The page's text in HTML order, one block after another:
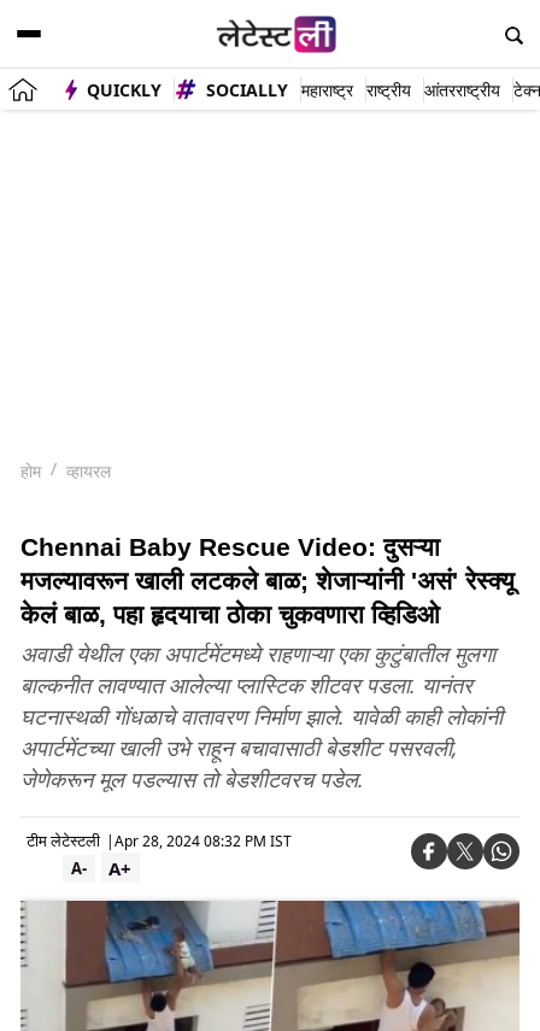
QUICKLY SOCIALLY महाराष्ट्र राष्ट्रीय आंतरराष्ट्रीय
होम व्हायरल
Chennai Baby Rescue Video: दुसऱ्या
मजल्यावरून खाली लटकले बाळ; शेजाऱ्यांनी 'असं' रेस्क्यू
केलं बाळ, पहा हृदयाचा ठोका चुकवणारा व्हिडिओ
अवाडी येथील एका अपार्टमेंटमध्ये राहणाऱ्या एका कुटुंबातील मुलगा
बाल्कनीत लावण्यात आलेल्या प्लास्टिक शीटवर पडला. यानंतर
घटनास्थळी गोंधळाचे वातावरण निर्माण झाले. यावेळी काही लोकांनी
अपार्टमेंटच्या खाली उभे राहून बचावासाठी बेडशीट पसरवली,
जेणेकरून मूल पडल्यास तो बेडशीटवरच पडेल.
टीम लेटेस्टली |Apr 28, 2024 08:32 PM IST
A+
A-